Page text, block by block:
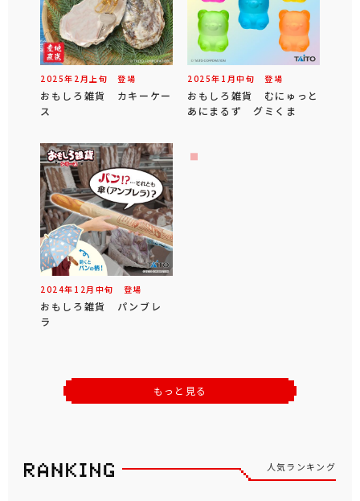
2025年 2 月 上旬 登場
おもしろ雑貨 カキーケー
ス
2025年 1 月中旬 登場
おもしろ雑貨 むにゅっと
あにまるず グミくま
2024年 12 月 中旬 登場
おもしろ雑貨 パンブレ
ラ
もっと見る
人気ランキング